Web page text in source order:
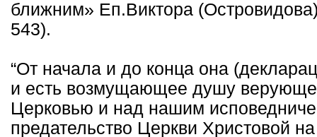
ближним» Еп.Виктора
543).
“От начала и до конца она
и есть возмущающее душу
Церковью и над нашим
предательство Церкви Христовой